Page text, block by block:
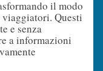
il modo
Questi
e senza
a informazioni